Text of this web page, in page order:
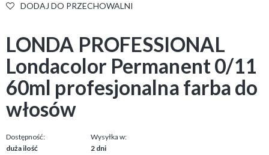
DODAJ DO PRZECHOWALNI
LONDA PROFESSIONAL
Londacolor Permanent 0/11
60ml profesjonalna farba do
włosów
Dostępność:
duża ilość
Wysyłka w:
2 dni